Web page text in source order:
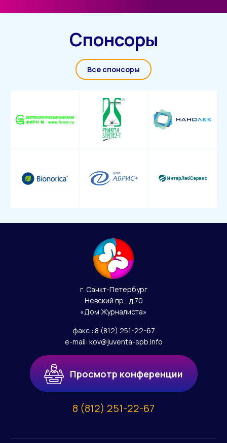
Спонсоры
Все спонсоры
г. Санкт-Петербург
Невский пр., д.70
«Дом Журналиста»
факс.: 8 (812) 251-22-67
e-mail: kov@juventa-spb.info
Просмотр конференции
8 (812) 251-22-67